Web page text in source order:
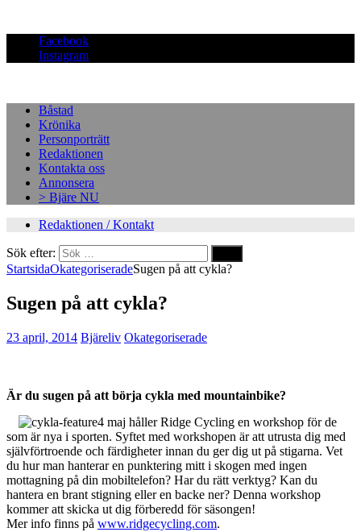
Facebook
Instagram
Båstad
Krönika
Personporträtt
Redaktionen
Kontakta oss
Annonsera
> Bjäre NU
Redaktionen / Kontakt
Sök efter:
StartsidaOkategoriseradeSugen på att cykla?
Sugen på att cykla?
23 april, 2014 Bjäreliv Okategoriserade
Är du sugen på att börja cykla med mountainbike?
4 maj håller Ridge Cycling en workshop för de
som är nya i sporten. Syftet med workshopen är att utrusta dig med
självförtroende och färdigheter innan du ger dig ut på stigarna. Vet
du hur man hanterar en punktering mitt i skogen med ingen
mottagning på din mobiltelefon? Har du rätt verktyg? Kan du
hantera en brant stigning eller en backe ner? Denna workshop
kommer att skicka ut dig förberedd för säsongen!
Mer info finns på www.ridgecycling.com.